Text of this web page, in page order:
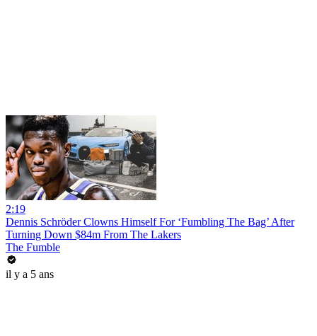
2:19
Dennis Schröder Clowns Himself For ‘Fumbling The Bag’ After
Turning Down $84m From The Lakers
The Fumble
il y a 5 ans